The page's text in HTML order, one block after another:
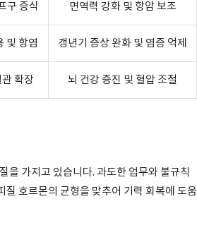
구 증식 면역력 강화 및 항암 보조
및 항염 갱년기 증상 완화 및 염증 억제
확장 뇌 건강 증진 및 혈압 조절
을 가지고 있습니다. 과도한 업무와 불규칙
호르몬의 균형을 맞추어 기력 회복에 도움